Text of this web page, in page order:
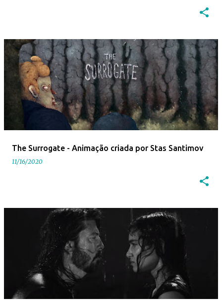
The Surrogate - Animação criada por Stas Santimov
11/16/2020